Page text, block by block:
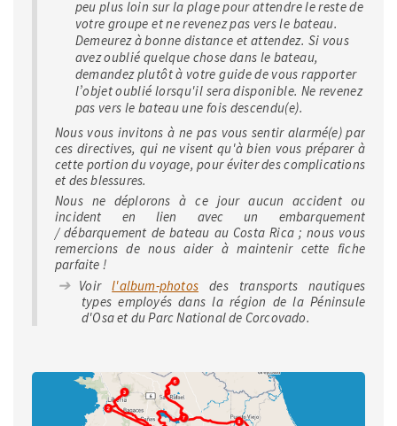
peu plus loin sur la plage pour attendre le reste de
votre groupe et ne revenez pas vers le bateau.
Demeurez à bonne distance et attendez. Si vous
avez oublié quelque chose dans le bateau,
demandez plutôt à votre guide de vous rapporter
l’objet oublié lorsqu'il sera disponible. Ne revenez
pas vers le bateau une fois descendu(e).
Nous vous invitons à ne pas vous sentir alarmé(e) par
ces directives, qui ne visent qu'à bien vous préparer à
cette portion du voyage, pour éviter des complications
et des blessures.
Nous ne déplorons à ce jour aucun accident ou
incident en lien avec un embarquement
/ débarquement de bateau au Costa Rica ; nous vous
remercions de nous aider à maintenir cette fiche
parfaite !
Voirl'album-photos des transports nautiques
types employés dans la région de la Péninsule
d'Osa et du Parc National de Corcovado.